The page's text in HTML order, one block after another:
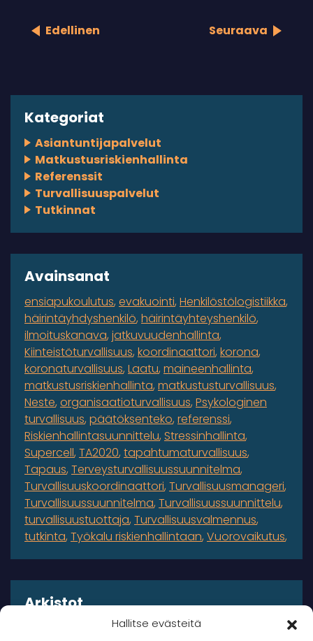
Hallitse evästeitä
Edellinen Seuraava
Kategoriat
Asiantuntijapalvelut
Matkustusriskienhallinta
Referenssit
Turvallisuuspalvelut
Tutkinnat
Avainsanat
ensiapukoulutus evakuointi Henkilöstölogistiikka
häirintäyhdyshenkilö häirintäyhteyshenkilö
ilmoituskanava jatkuvuudenhallinta
Kiinteistöturvallisuus koordinaattori korona
koronaturvallisuus Laatu maineenhallinta
matkustusriskienhallinta matkustusturvallisuus
Neste organisaatioturvallisuus Psykologinen
turvallisuus päätöksenteko referenssi
Riskienhallintasuunnittelu Stressinhallinta
Supercell TA2020 tapahtumaturvallisuus
Tapaus Terveysturvallisuussuunnitelma
Turvallisuuskoordinaattori Turvallisuusmanageri
Turvallisuussuunnitelma Turvallisuussuunnittelu
turvallisuustuottaja Turvallisuusvalmennus
tutkinta Työkalu riskienhallintaan Vuorovaikutus
Arkistot